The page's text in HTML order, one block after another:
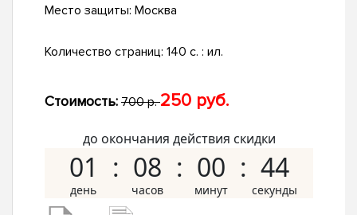
Место защиты: Москва
Количество страниц: 140 с. : ил.
Стоимость: 700 р.250 руб.
до окончания действия скидки
01 08 00 43